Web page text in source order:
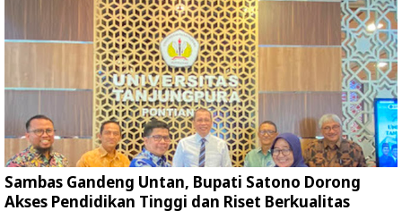
Sambas Gandeng Untan, Bupati Satono Dorong
Akses Pendidikan Tinggi dan Riset Berkualitas